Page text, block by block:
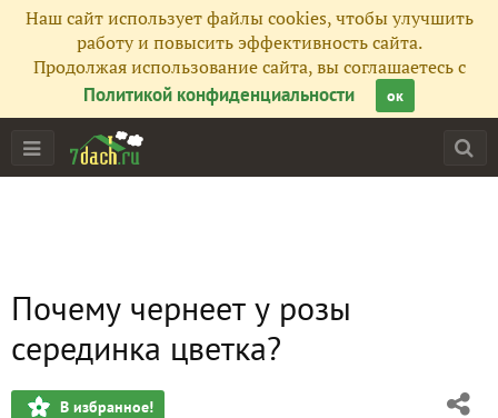
Наш сайт использует файлы cookies, чтобы улучшить
работу и повысить эффективность сайта.
Продолжая использование сайта, вы соглашаетесь с
Политикой конфиденциальности
ок
Почему чернеет у розы
серединка цветка?
В избранное!